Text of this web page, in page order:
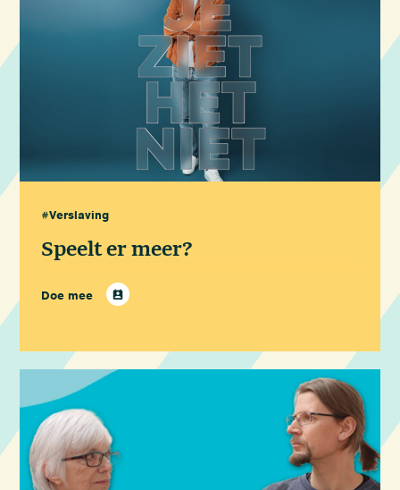
#Verslaving
Speelt er meer?
Doe mee